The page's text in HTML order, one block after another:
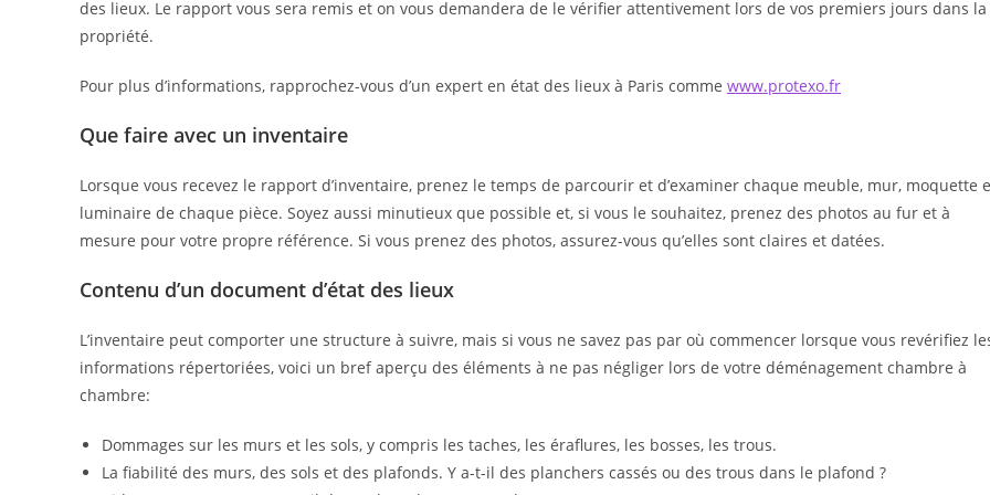
des lieux. Le rapport vous sera remis et on vous demandera de le vérifier attentivement lors de vos premiers jours dans la
propriété.
Pour plus d’informations, rapprochez-vous d’un expert en état des lieux à Paris comme www.protexo.fr
Que faire avec un inventaire
Lorsque vous recevez le rapport d’inventaire, prenez le temps de parcourir et d’examiner chaque meuble, mur, moquette
luminaire de chaque pièce. Soyez aussi minutieux que possible et, si vous le souhaitez, prenez des photos au fur et à
mesure pour votre propre référence. Si vous prenez des photos, assurez-vous qu’elles sont claires et datées.
Contenu d’un document d’état des lieux
L’inventaire peut comporter une structure à suivre, mais si vous ne savez pas par où commencer lorsque vous revérifiez
informations répertoriées, voici un bref aperçu des éléments à ne pas négliger lors de votre déménagement chambre à
chambre:
Dommages sur les murs et les sols, y compris les taches, les éraflures, les bosses, les trous.
La fiabilité des murs, des sols et des plafonds. Y a-t-il des planchers cassés ou des trous dans le plafond ?